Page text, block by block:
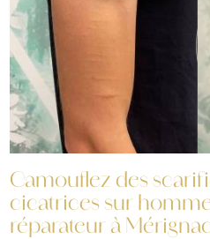
Camouflez des
cicatrices sur
réparateur à